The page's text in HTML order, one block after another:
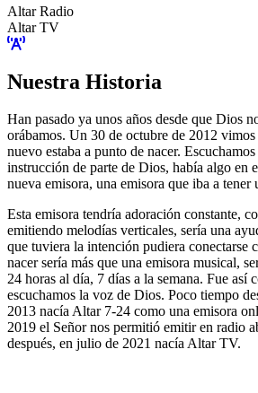
Altar Radio
Altar TV
Nuestra Historia
Han pasado ya unos años desde que Dios
orábamos. Un 30 de octubre de 2012
nuevo estaba a punto de nacer.
instrucción de parte de Dios, había algo en
nueva emisora, una emisora que iba a tener
Esta emisora tendría adoración constante,
emitiendo melodías verticales, sería una
que tuviera la intención pudiera conectarse
nacer sería más que una emisora musical,
24 horas al día, 7 días a la semana. Fue así
escuchamos la voz de Dios. Poco tiempo
2013 nacía Altar 7-24 como una emisora
2019 el Señor nos permitió emitir en radio
después, en julio de 2021 nacía Altar TV.